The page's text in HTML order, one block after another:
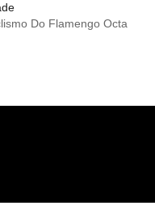
Do Flamengo Octa